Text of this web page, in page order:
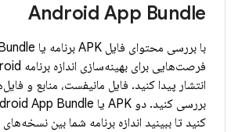
Android App Bundle
کنید تا ببینید اندازه برنامه شما بین